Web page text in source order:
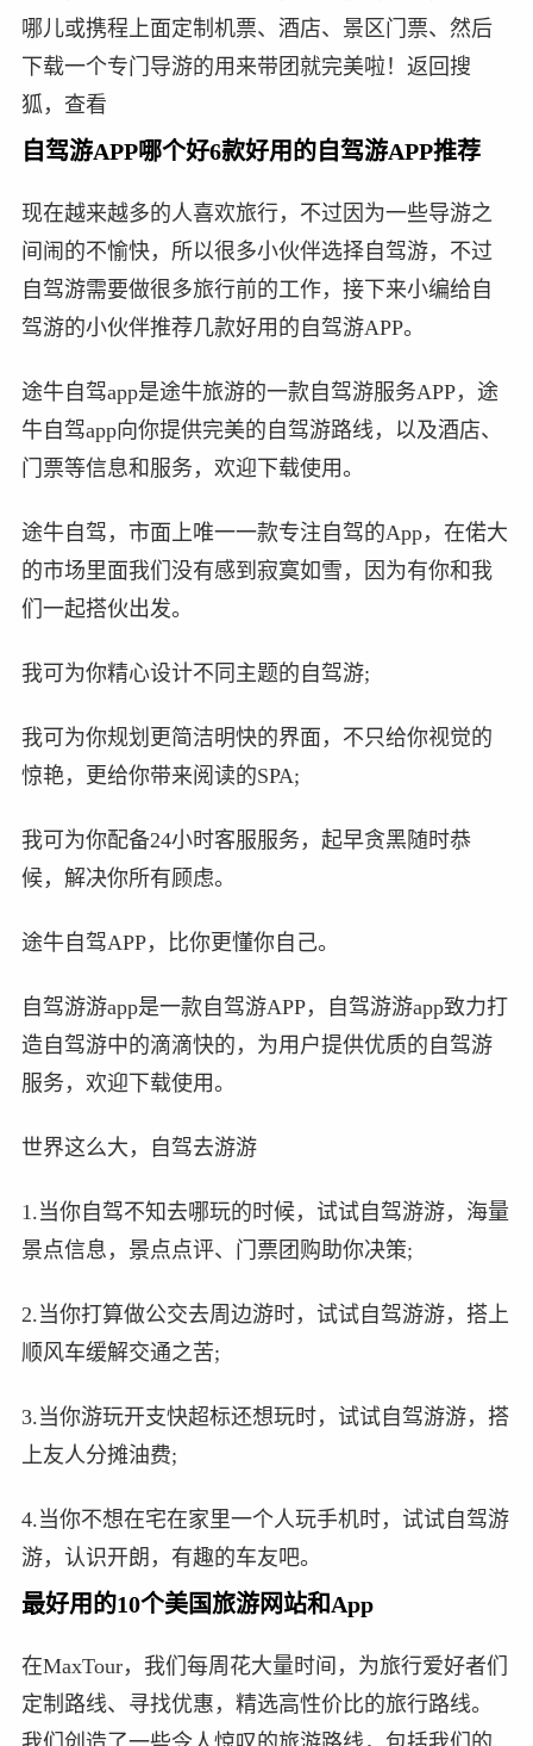
哪儿或携程上面定制机票、酒店、景区门票、然后
下载一个专门导游的用来带团就完美啦！返回搜
狐，查看
自驾游APP哪个好6款好用的自驾游APP推荐
现在越来越多的人喜欢旅行，不过因为一些导游之
间闹的不愉快，所以很多小伙伴选择自驾游，不过
自驾游需要做很多旅行前的工作，接下来小编给自
驾游的小伙伴推荐几款好用的自驾游APP。
途牛自驾app是途牛旅游的一款自驾游服务APP，途
牛自驾app向你提供完美的自驾游路线，以及酒店、
门票等信息和服务，欢迎下载使用。
途牛自驾，市面上唯一一款专注自驾的App，在偌大
的市场里面我们没有感到寂寞如雪，因为有你和我
们一起搭伙出发。
我可为你精心设计不同主题的自驾游;
我可为你规划更简洁明快的界面，不只给你视觉的
惊艳，更给你带来阅读的SPA;
我可为你配备24小时客服服务，起早贪黑随时恭
候，解决你所有顾虑。
途牛自驾APP，比你更懂你自己。
自驾游游app是一款自驾游APP，自驾游游app致力打
造自驾游中的滴滴快的，为用户提供优质的自驾游
服务，欢迎下载使用。
世界这么大，自驾去游游
1.当你自驾不知去哪玩的时候，试试自驾游游，海量
景点信息，景点点评、门票团购助你决策;
2.当你打算做公交去周边游时，试试自驾游游，搭上
顺风车缓解交通之苦;
3.当你游玩开支快超标还想玩时，试试自驾游游，搭
上友人分摊油费;
4.当你不想在宅在家里一个人玩手机时，试试自驾游
游，认识开朗，有趣的车友吧。
最好用的10个美国旅游网站和App
在MaxTour，我们每周花大量时间，为旅行爱好者们
定制路线、寻找优惠，精选高性价比的旅行路线。